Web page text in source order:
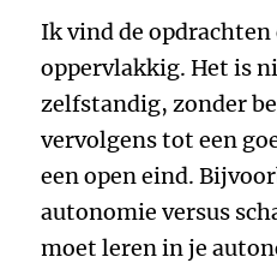
Ik vind de
oppervlakkig. Het is
zelfstandig, zonder
vervolgens tot een
een open eind.
autonomie versus
moet leren in je